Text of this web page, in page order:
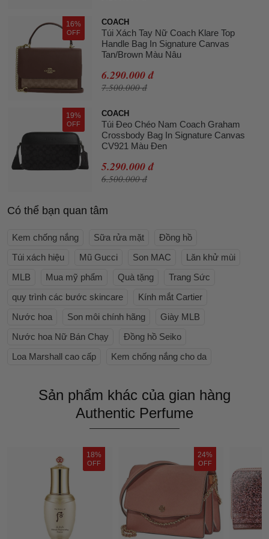
16%
OFF
COACH
Túi Xách Tay Nữ Coach Klare Top
Handle Bag In Signature Canvas
Tan/Brown Màu Nâu
6.290.000 đ
7.500.000 đ
19%
OFF
COACH
Túi Đeo Chéo Nam Coach Graham
Crossbody Bag In Signature Canvas
CV921 Màu Đen
5.290.000 đ
6.500.000 đ
Có thể bạn quan tâm
Kem chống nắng Sữa rửa mặt
Đồng hồ
Túi xách hiệu
Mũ Gucci Son MAC
Lăn khử mùi
MLB
Mua mỹ phẩm Quà tặng
Trang Sức
quy trình các bước skincare
Kính mắt Cartier
Nước hoa
Son môi chính hãng
Giày MLB
Nước hoa Nữ Bán Chạy
Đồng hồ Seiko
Loa Marshall cao cấp
Kem chống nắng cho da
Sản phẩm khác của gian hàng
Authentic Perfume
18%
OFF
24%
OFF